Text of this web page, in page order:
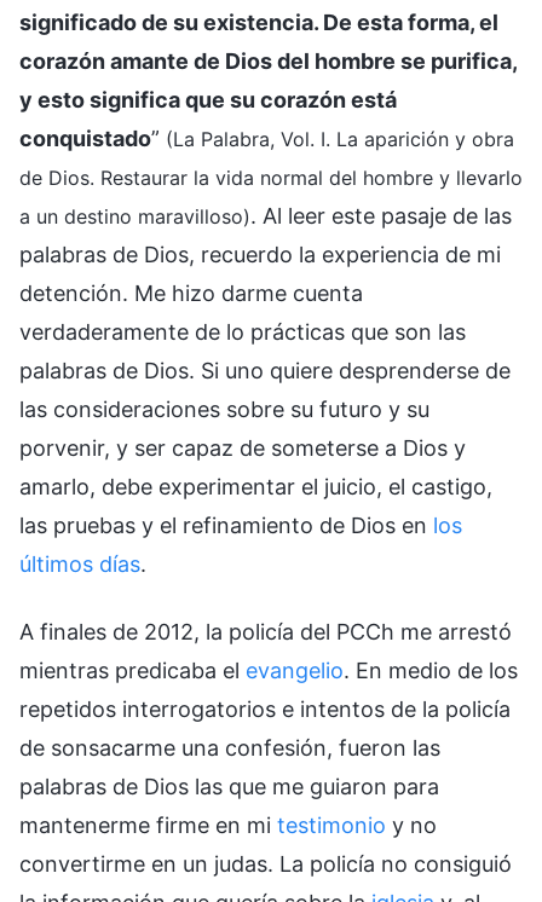
significado de su existencia. De esta forma, el
corazón amante de Dios del hombre se purifica,
y esto significa que su corazón está
conquistado” (La Palabra, Vol. I. La aparición y obra
de Dios. Restaurar la vida normal del hombre y llevarlo
a un destino maravilloso). Al leer este pasaje de las
palabras de Dios, recuerdo la experiencia de mi
detención. Me hizo darme cuenta
verdaderamente de lo prácticas que son las
palabras de Dios. Si uno quiere desprenderse de
las consideraciones sobre su futuro y su
porvenir, y ser capaz de someterse a Dios y
amarlo, debe experimentar el juicio, el castigo,
las pruebas y el refinamiento de Dios en los
últimos días.
A finales de 2012, la policía del PCCh me arrestó
mientras predicaba el evangelio. En medio de los
repetidos interrogatorios e intentos de la policía
de sonsacarme una confesión, fueron las
palabras de Dios las que me guiaron para
mantenerme firme en mi testimonio y no
convertirme en un judas. La policía no consiguió